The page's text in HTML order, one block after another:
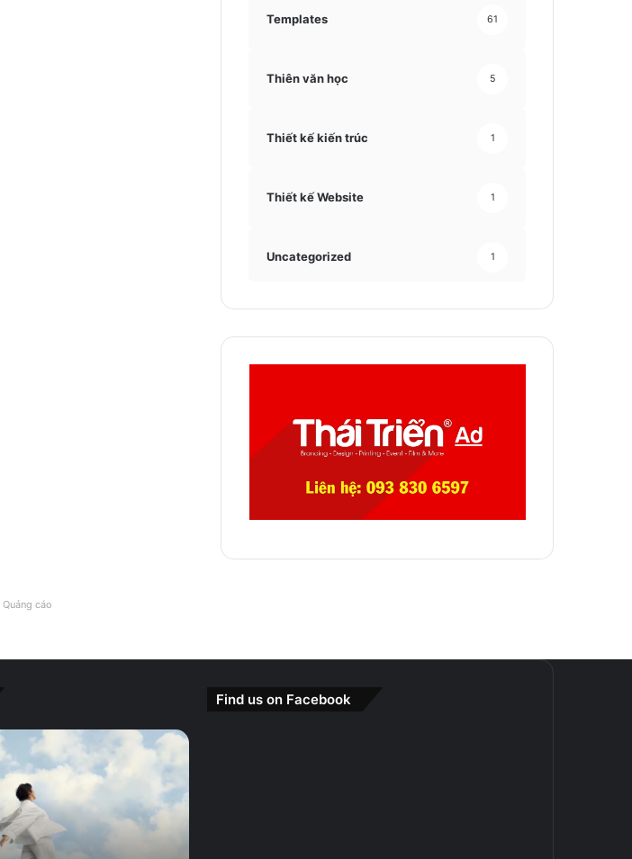
Templates 61
Thiên văn học 5
Thiết kế kiến trúc 1
Thiết kế Website 1
Uncategorized 1
Quảng cáo
Find us on Facebook